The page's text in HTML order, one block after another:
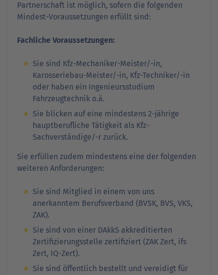
Partnerschaft ist möglich, sofern die folgenden
Mindest-Voraussetzungen erfüllt sind:
Fachliche Voraussetzungen:
Sie sind Kfz-Mechaniker-Meister/-in,
Karosseriebau-Meister/-in, Kfz-Techniker/-in
oder haben ein Ingenieursstudium
Fahrzeugtechnik o.ä.
Sie blicken auf eine mindestens 2-jährige
hauptberufliche Tätigkeit als Kfz-
Sachverständige/-r zurück.
Sie erfüllen zudem mindestens eine der folgenden
weiteren Anforderungen:
Sie sind Mitglied in einem von uns
anerkanntem Berufsverband (BVSK, BVS, VKS,
ZAK).
Sie sind von einer DAkkS akkreditierten
Zertifizierungsstelle zertifiziert (ZAK Zert, ifs
Zert, IQ-Zert).
Sie sind öffentlich bestellt und vereidigt für